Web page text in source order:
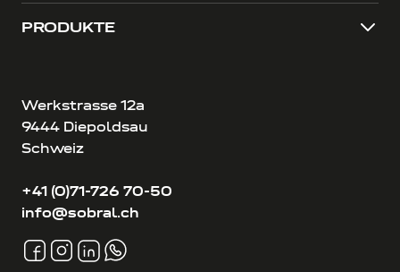
PRODUKTE
Werkstrasse 12a
9444 Diepoldsau
Schweiz
+41 (0)71-726 70-50
info@sobral.ch